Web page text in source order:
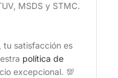
MSDS y STMC.
tu satisfacción es
política de
excepcional. 💯